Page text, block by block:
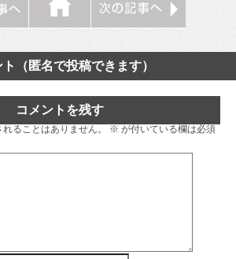
ト（匿名で投稿できます）
コメントを残す
ることはありません。 ※ が付いている欄は必須